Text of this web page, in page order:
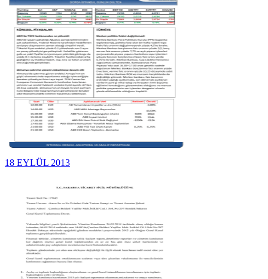
18 EYLÜL 2013